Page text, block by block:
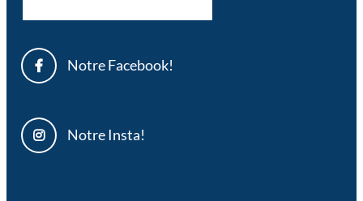
Notre Facebook!
Notre Insta!